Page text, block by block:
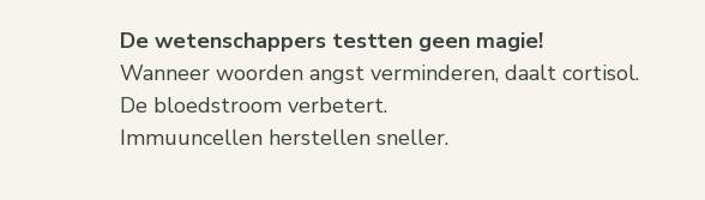
De wetenschappers testten geen magie!
Wanneer woorden angst verminderen, daalt cortisol.
De bloedstroom verbetert.
Immuuncellen herstellen sneller.